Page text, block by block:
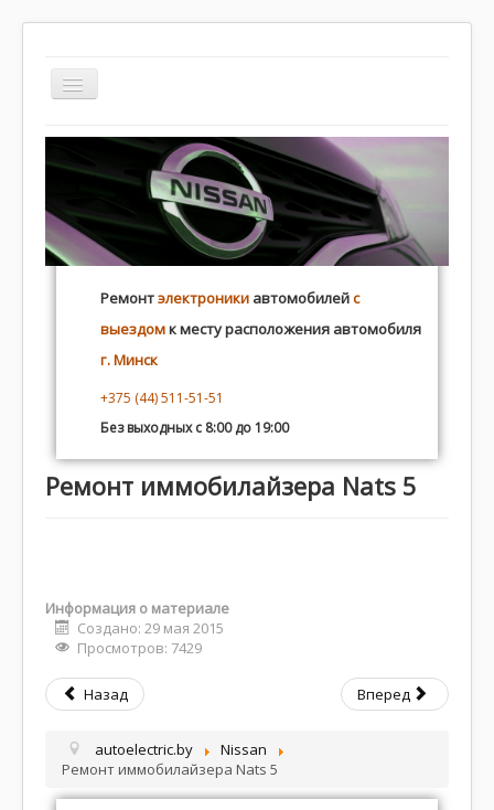
TPL_WHITEANDRED_TOGGLE_MENU
autoelectric.by
Контакты
Программирование
Плохой ремонт
Распиновка
Ремонтэлектроники автомобилейс
выездомк месту расположения автомобиля
г. Минск
+375 (44) 511-51-51
Без выходных с 8:00 до 19:00
Ремонт иммобилайзера Nats 5
Информация о материале
Создано: 29 мая 2015
Просмотров: 7429
Назад Вперед
autoelectric.by
Nissan
Ремонт иммобилайзера Nats 5